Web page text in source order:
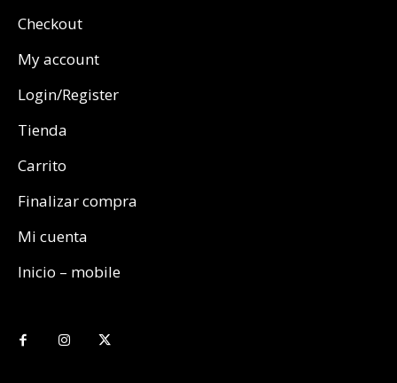
Checkout
My account
Login/Register
Tienda
Carrito
Finalizar compra
Mi cuenta
Inicio – mobile